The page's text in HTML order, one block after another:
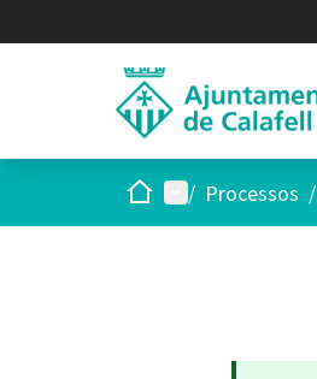
Inici Menú principal
/ Processos /